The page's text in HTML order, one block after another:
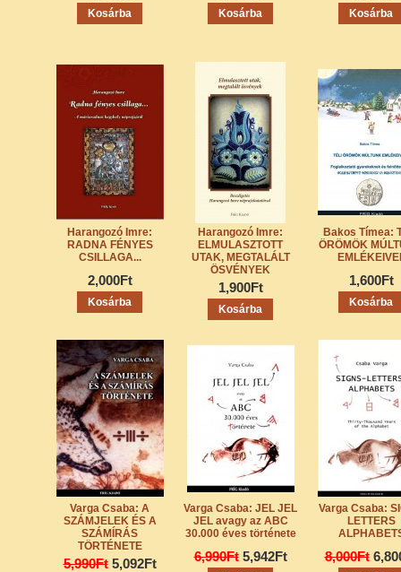
Harangozó Imre:
RADNA FÉNYES
CSILLAGA...
2,000Ft
Harangozó Imre:
ELMULASZTOTT
UTAK, MEGTALÁLT
ÖSVÉNYEK
1,900Ft
Bakos Tímea:
ÖRÖMÖK
1,600Ft
Varga Csaba: A
SZÁMJELEK ÉS A
SZÁMÍRÁS
TÖRTÉNETE
5,990Ft 5,092Ft
Varga Csaba: JEL JEL
JEL avagy az ABC
30.000 éves története
6,990Ft 5,942Ft
Varga Csaba:
LETTERS
8,000Ft